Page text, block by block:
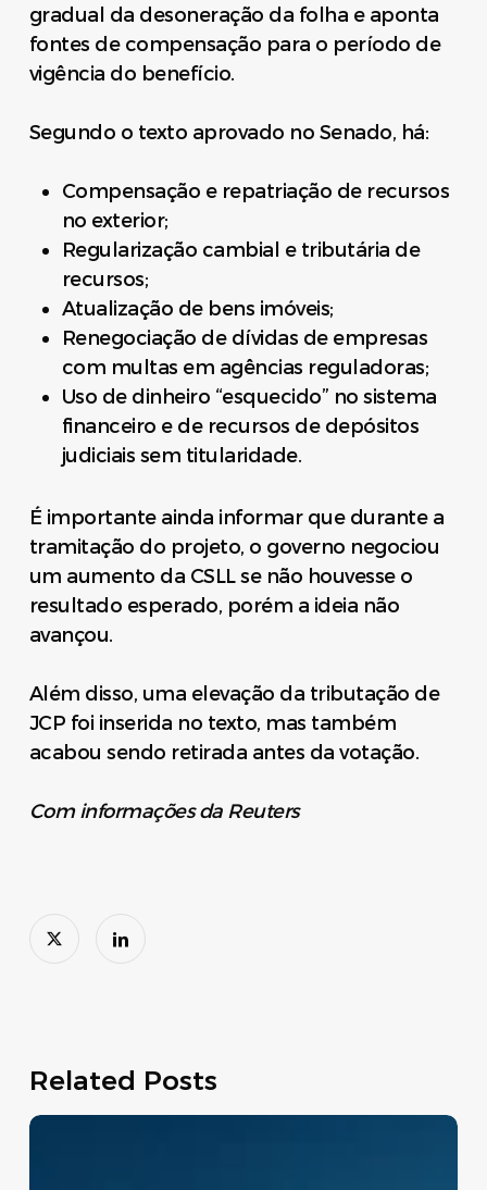
gradual da desoneração da folha e aponta
fontes de compensação para o período de
vigência do benefício.
Segundo o texto aprovado no Senado, há:
Compensação e repatriação de recursos
no exterior;
Regularização cambial e tributária de
recursos;
Atualização de bens imóveis;
Renegociação de dívidas de empresas
com multas em agências reguladoras;
Uso de dinheiro “esquecido” no sistema
financeiro e de recursos de depósitos
judiciais sem titularidade.
É importante ainda informar que durante a
tramitação do projeto, o governo negociou
um aumento da CSLL se não houvesse o
resultado esperado, porém a ideia não
avançou.
Além disso, uma elevação da tributação de
JCP foi inserida no texto, mas também
acabou sendo retirada antes da votação.
Com informações da Reuters
Related Posts
Move